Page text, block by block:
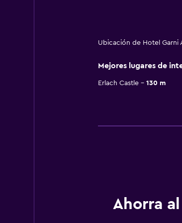
Ubicación de Hotel Garni
Mejores lugares de
Erlach Castle 130 m
Ahorra